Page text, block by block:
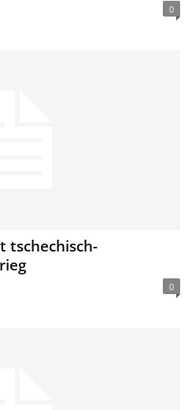
0
tschechisch-
0